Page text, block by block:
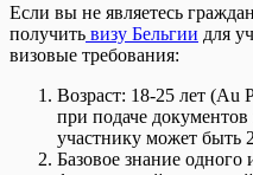
Если вы не являетесь
получить визу Бельгии для
визовые требования:
Возраст: 18-25 лет (Au
при подаче
участнику может быть
Базовое знание одного